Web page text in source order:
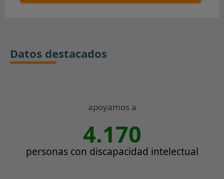
Datos destacados
apoyamos a
personas con discapacidad intelectual
4.170